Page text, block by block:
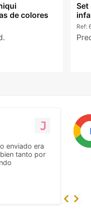
de colores
Set
Ref:
enviado era
tanto por
Previous
Next